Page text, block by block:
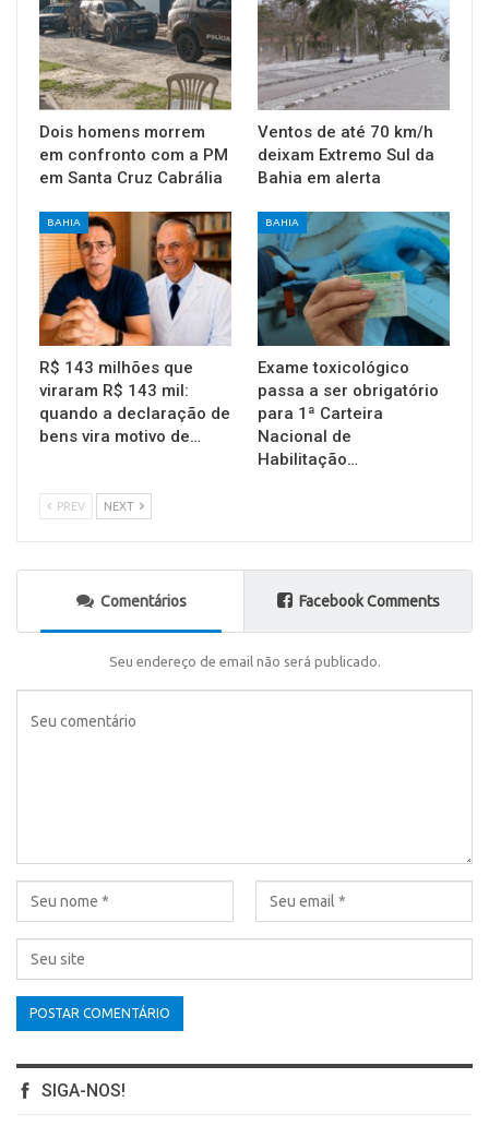
Dois homens morrem
em confronto com a PM
em Santa Cruz Cabrália
Ventos de até 70 km/h
deixam Extremo Sul da
Bahia em alerta
BAHIA
R$ 143 milhões que
viraram R$ 143 mil:
quando a declaração de
bens vira motivo de…
BAHIA
Exame toxicológico
passa a ser obrigatório
para 1ª Carteira
Nacional de
Habilitação…
PREV NEXT
Comentários Facebook Comments
Seu endereço de email não será publicado.
SIGA-NOS!